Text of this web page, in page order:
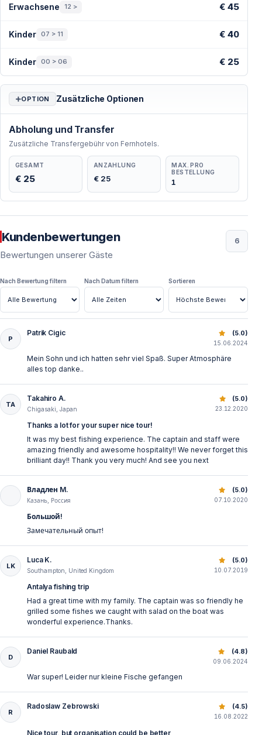
Erwachsene 12 > € 45
Kinder 07 > 11 € 40
Kinder 00 > 06 € 25
OPTION Zusätzliche Optionen
Abholung und Transfer
Zusätzliche Transfergebühr von Fernhotels.
GESAMT
€ 25
ANZAHLUNG
€ 25
MAX. PRO
BESTELLUNG
1
Kundenbewertungen
Bewertungen unserer Gäste
6
Nach Bewertung filtern Nach Datum filtern Sortieren
Angeln in Antalya: Unvergesslicher Tag auf dem
P
Patrik Cigic (5.0)
15.06.2024
Mein Sohn und ich hatten sehr viel Spaß. Super Atmosphäre
alles top danke..
Angeln in Antalya: Unvergesslicher Tag auf dem
TA
Takahiro A.
Chigasaki, Japan
(5.0)
23.12.2020
Thanks a lot for your super nice tour!
It was my best fishing experience. The captain and staff were
amazing friendly and awesome hospitality!! We never forget this
brilliant day!! Thank you very much! And see you next
Angeln in Antalya: Unvergesslicher Tag auf dem
Владлен M.
Казань, Россия
(5.0)
07.10.2020
Большой!
Замечательный опыт!
Angeln in Antalya: Unvergesslicher Tag auf dem
LK
Luca K.
Southampton, United Kingdom
(5.0)
10.07.2019
Antalya fishing trip
Had a great time with my family. The captain was so friendly he
grilled some fishes we caught with salad on the boat was
wonderful experience.Thanks.
Angeln in Antalya: Unvergesslicher Tag auf dem
D
Daniel Raubald (4.8)
09.06.2024
War super! Leider nur kleine Fische gefangen
Angeln in Antalya: Unvergesslicher Tag auf dem
R
Radoslaw Zebrowski (4.5)
16.08.2022
Nice tour, but organisation could be better